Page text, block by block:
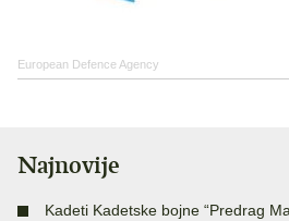
European Defence Agency
Najnovije
Kadeti Kadetske bojne “Predrag